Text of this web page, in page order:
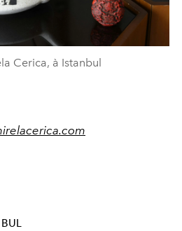
Cerica, à Istanbul